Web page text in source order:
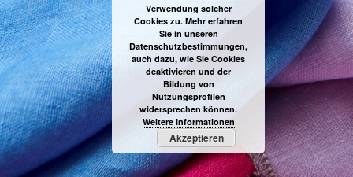
Verwendung solcher
Cookies zu. Mehr erfahren
Sie in unseren
Datenschutzbestimmungen,
auch dazu, wie Sie Cookies
deaktivieren und der
Bildung von
Nutzungsprofilen
widersprechen können.
Weitere Informationen
Akzeptieren